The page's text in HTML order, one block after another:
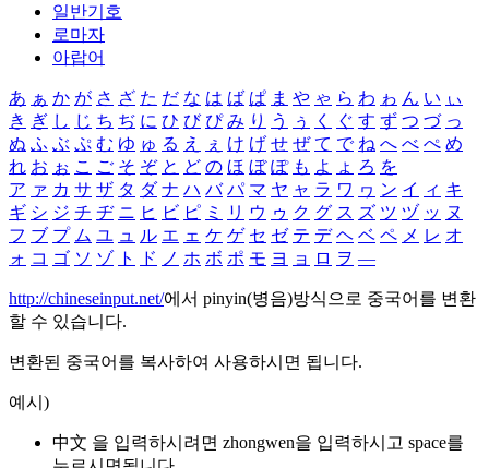
일반기호
로마자
아랍어
あ ぁ か が さ ざ た だ な は ば ぱ ま や ゃ ら わ ゎ ん い ぃ
き ぎ し じ ち ぢ に ひ び ぴ み り う ぅ く ぐ す ず つ づ っ
ぬ ふ ぶ ぷ む ゆ ゅ る え ぇ け げ せ ぜ て で ね へ べ ぺ め
れ お ぉ こ ご そ ぞ と ど の ほ ぼ ぽ も よ ょ ろ を
ア ァ カ サ ザ タ ダ ナ ハ バ パ マ ヤ ャ ラ ワ ヮ ン イ ィ キ
ギ シ ジ チ ヂ ニ ヒ ビ ピ ミ リ ウ ゥ ク グ ス ズ ツ ヅ ッ ヌ
フ ブ プ ム ユ ュ ル エ ェ ケ ゲ セ ゼ テ デ ヘ ベ ペ メ レ オ
ォ コ ゴ ソ ゾ ト ド ノ ホ ボ ポ モ ヨ ョ ロ ヲ ―
http://chineseinput.net/에서 pinyin(병음)방식으로 중국어를 변환
할 수 있습니다.
변환된 중국어를 복사하여 사용하시면 됩니다.
예시)
中文 을 입력하시려면 zhongwen을 입력하시고 space를